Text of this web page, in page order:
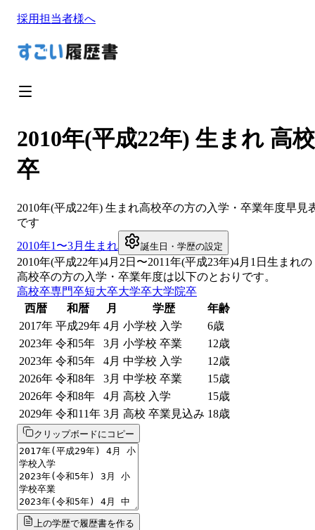
採用担当者様へ
2010年(平成22年) 生まれ 高校
卒
2010年(平成22年) 生まれ高校卒の方の入学・卒業年度早見
です
2010年1〜3月生まれ 誕生日・学歴の設定
2010年(平成22年)4月 2 日〜2011年(平成23年)4月1日生まれの
高校卒の方の入学・卒業年度は以下のとおりです。
高校卒専門卒短大卒大学卒大学院卒
西暦
和暦 月 学歴
年齢
2017年 平成29年 4月 小学校 入学 6歳
2023年 令和5年 3月 小学校 卒業 12歳
2023年 令和5年 4月 中学校 入学 12歳
2026年 令和8年 3月 中学校 卒業 15歳
2026年 令和8年 4月 高校 入学 15歳
2029年 令和11年 3月 高校 卒業見込み 18歳
クリップボードにコピー
上の学歴で履歴書を作る